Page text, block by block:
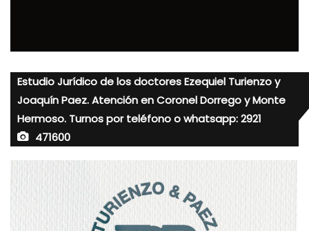
Estudio Jurídico de los doctores Ezequiel Turienzo y
Joaquín Paez. Atención en Coronel Dorrego y Monte
Hermoso. Turnos por teléfono o whatsapp: 2921
471600